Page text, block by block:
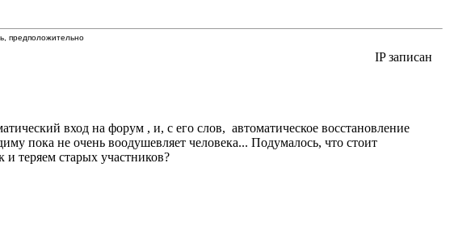
предположительно
IP записан
вход на форум , и, с его слов, автоматическое восстановление
пока не очень воодушевляет человека... Подумалось, что стоит
теряем старых участников?